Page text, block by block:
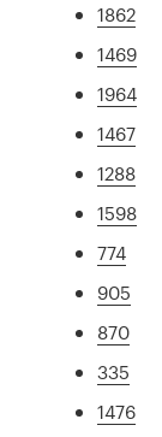
1862
1469
1964
1467
1288
1598
774
905
870
335
1476